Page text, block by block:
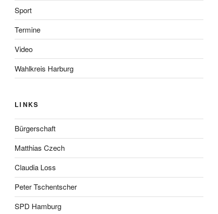
Sport
Termine
Video
Wahlkreis Harburg
LINKS
Bürgerschaft
Matthias Czech
Claudia Loss
Peter Tschentscher
SPD Hamburg